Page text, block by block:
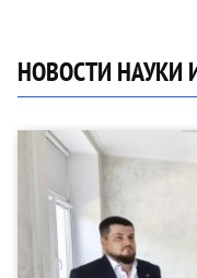
НОВОСТИ НАУКИ